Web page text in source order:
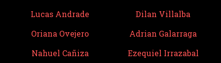
Lucas Andrade
Dilan Villalba
Oriana Ovejero
Adrian Galarraga
Nahuel Cañiza
Ezequiel Irrazabal